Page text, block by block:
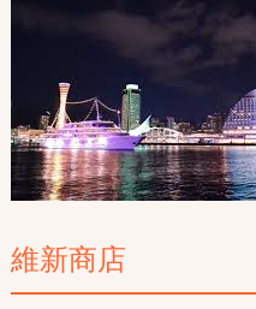
維新商店